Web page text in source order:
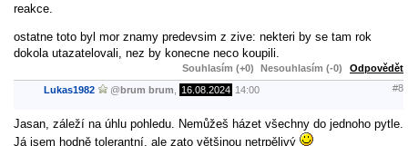
reakce.
ostatne toto byl mor znamy predevsim z zive: nekteri by se tam rok
dokola utazatelovali, nez by konecne neco koupili.
Souhlasím (+0) Nesouhlasím (-0) Odpovědět
Lukas1982 @brum brum 16.08.2024 14:00 #8
Jasan, záleží na úhlu pohledu. Nemůžeš házet všechny do jednoho pytle.
Já jsem hodně tolerantní, ale zato většinou netrpělivý